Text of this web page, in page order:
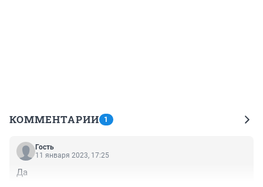
КОММЕНТАРИИ 1
Гость
11 января 2023, 17:25
Да